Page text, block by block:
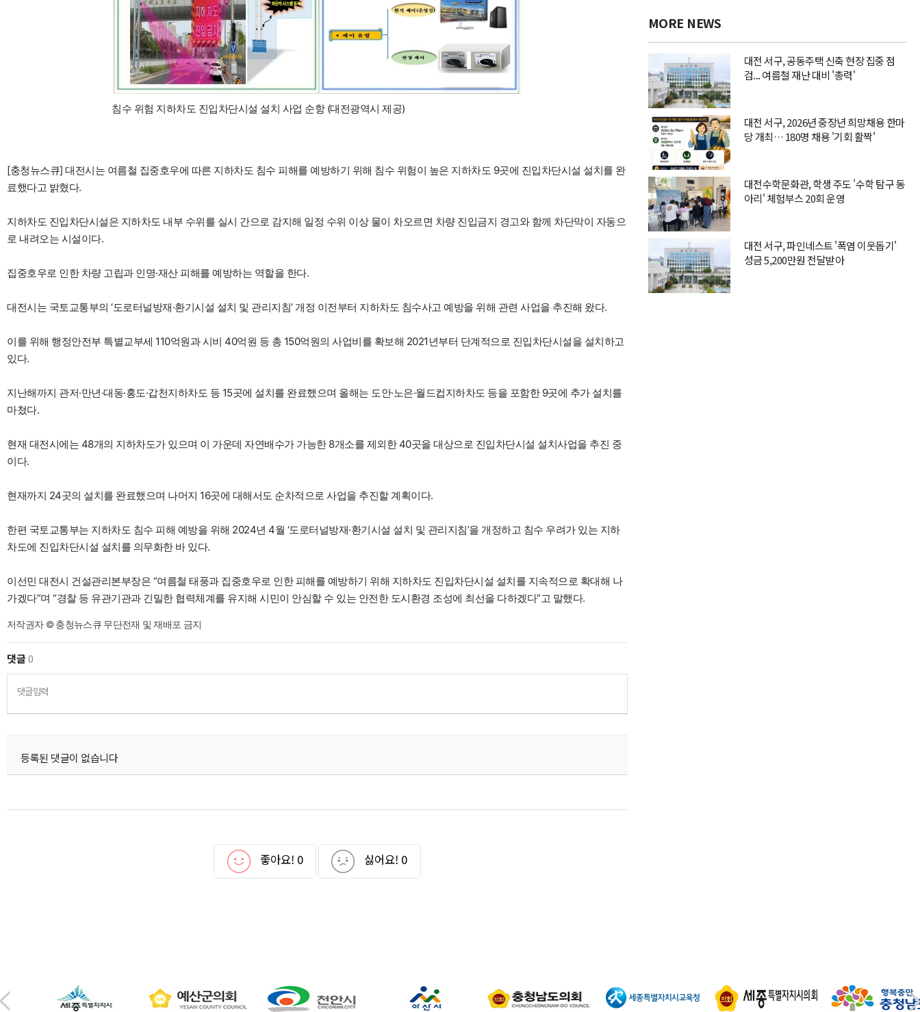
침수 위험 지하차도 진입차단시설 설치 사업 순항 (대전광역시 제공)
[충청뉴스큐] 대전시는 여름철 집중호우에 따른 지하차도 침수 피해를 예방하기 위해 침수 위험이 높은 지하차도 9곳에 진입차단시설 설치를 완
료했다고 밝혔다.
지하차도 진입차단시설은 지하차도 내부 수위를 실시 간으로 감지해 일정 수위 이상 물이 차오르면 차량 진입금지 경고와 함께 차단막이 자동으
로 내려오는 시설이다.
집중호우로 인한 차량 고립과 인명·재산 피해를 예방하는 역할을 한다.
대전시는 국토교통부의 ‘도로터널방재·환기시설 설치 및 관리지침’ 개정 이전부터 지하차도 침수사고 예방을 위해 관련 사업을 추진해 왔다.
이를 위해 행정안전부 특별교부세 110억원과 시비 40억원 등 총 150억원의 사업비를 확보해 2021년부터 단계적으로 진입차단시설을 설치하고
있다.
지난해까지 관저·만년·대동·홍도·갑천지하차도 등 15곳에 설치를 완료했으며 올해는 도안·노은·월드컵지하차도 등을 포함한 9곳에 추가 설치를
마쳤다.
현재 대전시에는 48개의 지하차도가 있으며 이 가운데 자연배수가 가능한 8개소를 제외한 40곳을 대상으로 진입차단시설 설치사업을 추진 중
이다.
현재까지 24곳의 설치를 완료했으며 나머지 16곳에 대해서도 순차적으로 사업을 추진할 계획이다.
한편 국토교통부는 지하차도 침수 피해 예방을 위해 2024년 4월 ‘도로터널방재·환기시설 설치 및 관리지침’을 개정하고 침수 우려가 있는 지하
차도에 진입차단시설 설치를 의무화한 바 있다.
이선민 대전시 건설관리본부장은 “여름철 태풍과 집중호우로 인한 피해를 예방하기 위해 지하차도 진입차단시설 설치를 지속적으로 확대해 나
가겠다”며 “경찰 등 유관기관과 긴밀한 협력체계를 유지해 시민이 안심할 수 있는 안전한 도시환경 조성에 최선을 다하겠다”고 말했다.
저작권자 © 충청뉴스큐 무단전재 및 재배포 금지
댓글0
댓글입력
등록된 댓글이 없습니다
좋아요! 0 싫어요! 0
MORE NEWS
대전 서구, 공동주택 신축 현장 집중 점
검... 여름철 재난 대비 '총력'
대전 서구, 2026년 중장년 희망채용 한마
당 개최… 180명 채용 '기회 활짝'
대전수학문화관, 학생 주도 '수학 탐구 동
아리' 체험부스 20회 운영
대전 서구, 파인네스트 '폭염 이웃돕기'
성금 5,200만원 전달받아